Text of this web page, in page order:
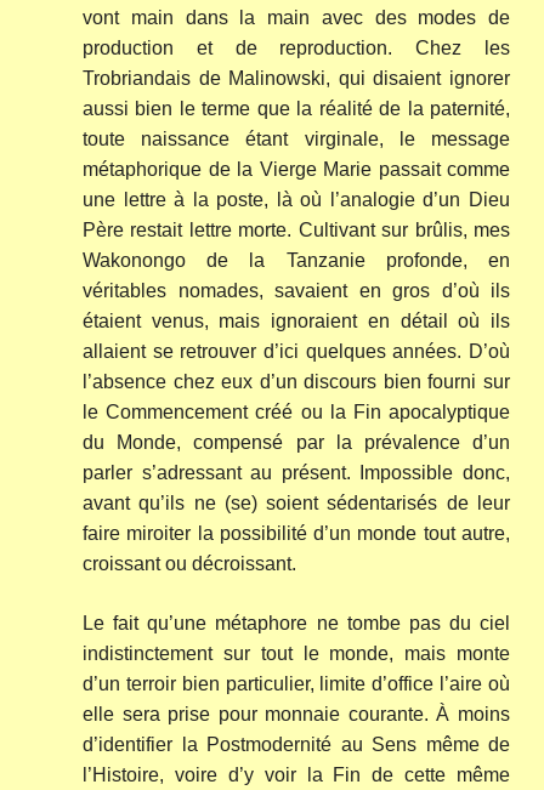
vont main dans la main avec des modes de
production et de reproduction. Chez les
Trobriandais de Malinowski, qui disaient ignorer
aussi bien le terme que la réalité de la paternité,
toute naissance étant virginale, le message
métaphorique de la Vierge Marie passait comme
une lettre à la poste, là où l’analogie d’un Dieu
Père restait lettre morte. Cultivant sur brûlis, mes
Wakonongo de la Tanzanie profonde, en
véritables nomades, savaient en gros d’où ils
étaient venus, mais ignoraient en détail où ils
allaient se retrouver d’ici quelques années. D’où
l’absence chez eux d’un discours bien fourni sur
le Commencement créé ou la Fin apocalyptique
du Monde, compensé par la prévalence d’un
parler s’adressant au présent. Impossible donc,
avant qu’ils ne (se) soient sédentarisés de leur
faire miroiter la possibilité d’un monde tout autre,
croissant ou décroissant.
Le fait qu’une métaphore ne tombe pas du ciel
indistinctement sur tout le monde, mais monte
d’un terroir bien particulier, limite d’office l’aire où
elle sera prise pour monnaie courante. À moins
d’identifier la Postmodernité au Sens même de
l’Histoire, voire d’y voir la Fin de cette même